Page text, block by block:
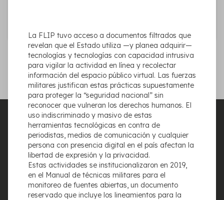
“seguridad nacional” sin reconocer que vulneran los
derechos humanos. El uso indiscriminado y masivo de
estas herramientas tecnológicas en contra de
periodistas, medios de comunicación y cualquier
persona con presencia digital en el país afectan la
libertad de expresión y la privacidad.
1 2 3 ... 12 13 14
Enlaces
La FLIP tuvo acceso a documentos filtrados que
revelan que el Estado utiliza —y planea adquirir—
tecnologías y tecnologías con capacidad intrusiva
para vigilar la actividad en línea y recolectar
información del espacio público virtual. Las fuerzas
militares justifican estas prácticas supuestamente
para proteger la “seguridad nacional” sin
reconocer que vulneran los derechos humanos. El
uso indiscriminado y masivo de estas
herramientas tecnológicas en contra de
periodistas, medios de comunicación y cualquier
persona con presencia digital en el país afectan la
libertad de expresión y la privacidad.
Estas actividades se institucionalizaron en 2019,
en el Manual de técnicas militares para el
monitoreo de fuentes abiertas, un documento
reservado que incluye los lineamientos para la